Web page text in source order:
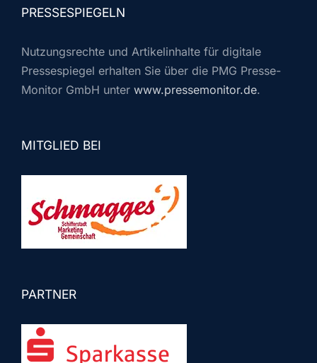
PRESSESPIEGELN
Nutzungsrechte und Artikelinhalte für digitale
Pressespiegel erhalten Sie über die PMG Presse-
Monitor GmbH unter www.pressemonitor.de.
MITGLIED BEI
PARTNER